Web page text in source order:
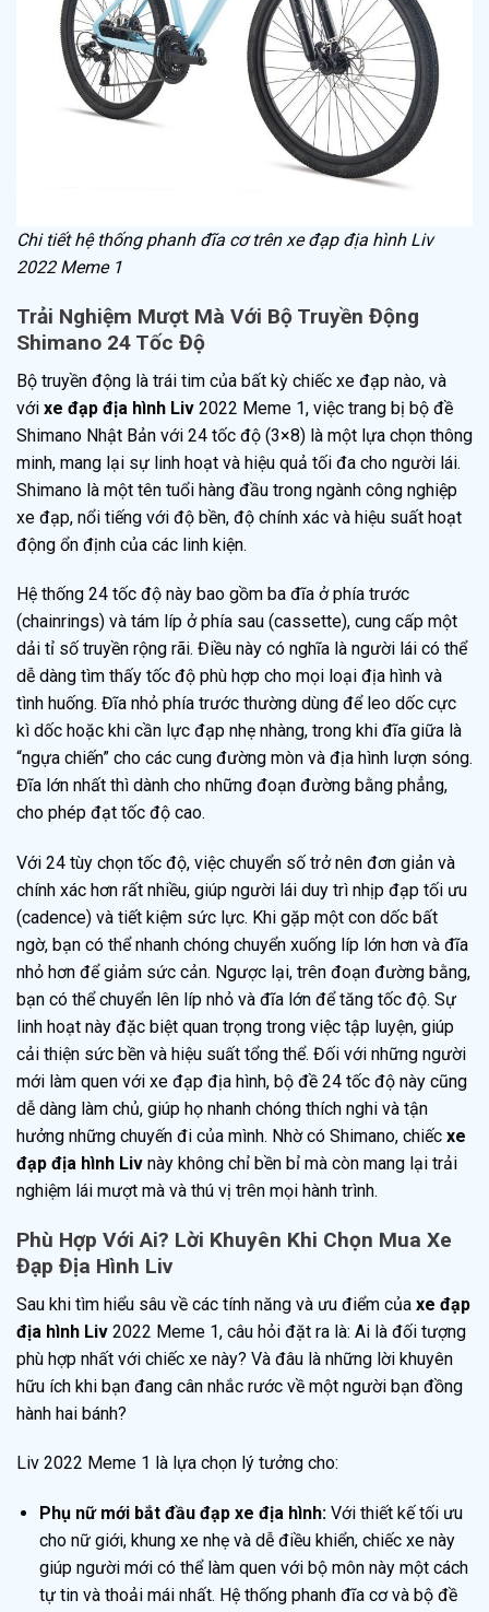
Chi tiết hệ thống phanh đĩa cơ trên xe đạp địa hình Liv
2022 Meme 1
Trải Nghiệm Mượt Mà Với Bộ Truyền Động
Shimano 24 Tốc Độ
Bộ truyền động là trái tim của bất kỳ chiếc xe đạp nào, và
với xe đạp địa hình Liv 2022 Meme 1, việc trang bị bộ đề
Shimano Nhật Bản với 24 tốc độ (3×8) là một lựa chọn thông
minh, mang lại sự linh hoạt và hiệu quả tối đa cho người lái.
Shimano là một tên tuổi hàng đầu trong ngành công nghiệp
xe đạp, nổi tiếng với độ bền, độ chính xác và hiệu suất hoạt
động ổn định của các linh kiện.
Hệ thống 24 tốc độ này bao gồm ba đĩa ở phía trước
(chainrings) và tám líp ở phía sau (cassette), cung cấp một
dải tỉ số truyền rộng rãi. Điều này có nghĩa là người lái có thể
dễ dàng tìm thấy tốc độ phù hợp cho mọi loại địa hình và
tình huống. Đĩa nhỏ phía trước thường dùng để leo dốc cực
kì dốc hoặc khi cần lực đạp nhẹ nhàng, trong khi đĩa giữa là
“ngựa chiến” cho các cung đường mòn và địa hình lượn sóng.
Đĩa lớn nhất thì dành cho những đoạn đường bằng phẳng,
cho phép đạt tốc độ cao.
Với 24 tùy chọn tốc độ, việc chuyển số trở nên đơn giản và
chính xác hơn rất nhiều, giúp người lái duy trì nhịp đạp tối ưu
(cadence) và tiết kiệm sức lực. Khi gặp một con dốc bất
ngờ, bạn có thể nhanh chóng chuyển xuống líp lớn hơn và đĩa
nhỏ hơn để giảm sức cản. Ngược lại, trên đoạn đường bằng,
bạn có thể chuyển lên líp nhỏ và đĩa lớn để tăng tốc độ. Sự
linh hoạt này đặc biệt quan trọng trong việc tập luyện, giúp
cải thiện sức bền và hiệu suất tổng thể. Đối với những người
mới làm quen với xe đạp địa hình, bộ đề 24 tốc độ này cũng
dễ dàng làm chủ, giúp họ nhanh chóng thích nghi và tận
hưởng những chuyến đi của mình. Nhờ có Shimano, chiếc xe
đạp địa hình Liv này không chỉ bền bỉ mà còn mang lại trải
nghiệm lái mượt mà và thú vị trên mọi hành trình.
Phù Hợp Với Ai? Lời Khuyên Khi Chọn Mua Xe
Đạp Địa Hình Liv
Sau khi tìm hiểu sâu về các tính năng và ưu điểm của xe đạp
địa hình Liv 2022 Meme 1, câu hỏi đặt ra là: Ai là đối tượng
phù hợp nhất với chiếc xe này? Và đâu là những lời khuyên
hữu ích khi bạn đang cân nhắc rước về một người bạn đồng
hành hai bánh?
Liv 2022 Meme 1 là lựa chọn lý tưởng cho:
Phụ nữ mới bắt đầu đạp xe địa hình:Với thiết kế tối ưu
cho nữ giới, khung xe nhẹ và dễ điều khiển, chiếc xe này
giúp người mới có thể làm quen với bộ môn này một cách
tự tin và thoải mái nhất. Hệ thống phanh đĩa cơ và bộ đề